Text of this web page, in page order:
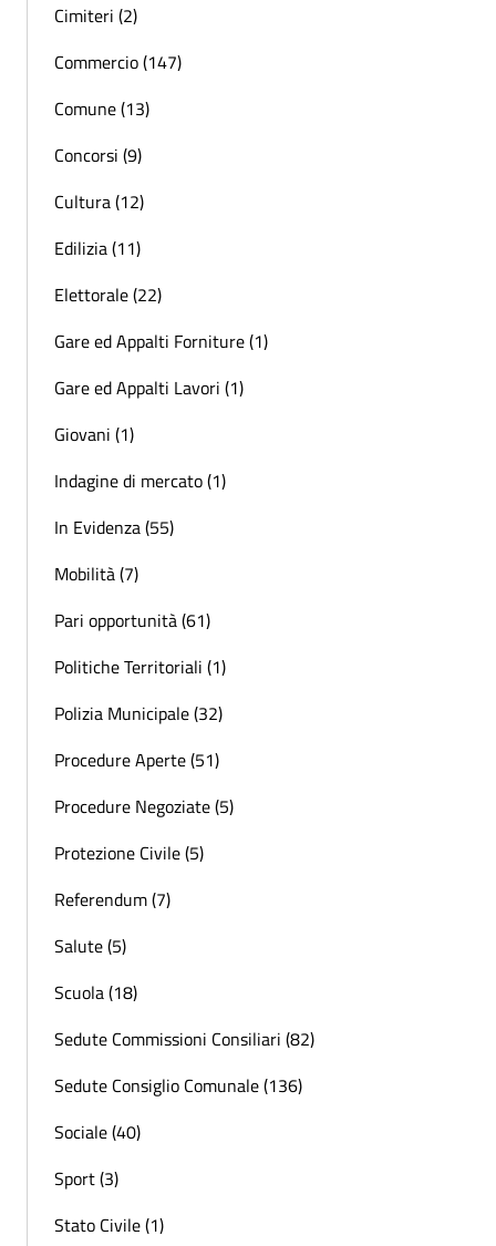
Cimiteri (2)
Commercio (147)
Comune (13)
Concorsi (9)
Cultura (12)
Edilizia (11)
Elettorale (22)
Gare ed Appalti Forniture (1)
Gare ed Appalti Lavori (1)
Giovani (1)
Indagine di mercato (1)
In Evidenza (55)
Mobilità (7)
Pari opportunità (61)
Politiche Territoriali (1)
Polizia Municipale (32)
Procedure Aperte (51)
Procedure Negoziate (5)
Protezione Civile (5)
Referendum (7)
Salute (5)
Scuola (18)
Sedute Commissioni Consiliari (82)
Sedute Consiglio Comunale (136)
Sociale (40)
Sport (3)
Stato Civile (1)